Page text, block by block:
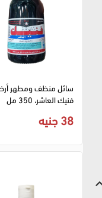
سائل منظف ومطهر
فنيك العاشر، 350 مل
38 جنيه